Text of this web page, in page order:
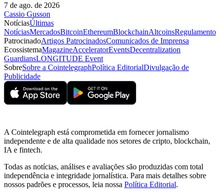
7 de ago. de 2026
Cassio Gusson
NotíciasÚltimas
NotíciasMercadosBitcoinEthereumBlockchainAltcoinsRegulamento
PatrocinadoArtigos PatrocinadosComunicados de Imprensa
EcossistemaMagazineAcceleratorEventsDecentralization
GuardiansLONGITUDE Event
SobreSobre a CointelegraphPolítica EditorialDivulgação de
Publicidade
A Cointelegraph está comprometida em fornecer jornalismo
independente e de alta qualidade nos setores de cripto, blockchain,
IA e fintech.
Todas as notícias, análises e avaliações são produzidas com total
independência e integridade jornalística. Para mais detalhes sobre
nossos padrões e processos, leia nossa Política Editorial.